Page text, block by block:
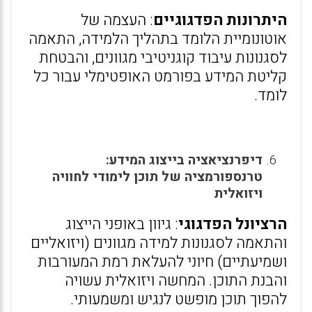
היתרונות הפדגוגיים: העצמה של
אוטונומיית הלומד בתהליך הלמידה, התאמה
לסגנונות עיבוד קוגניטיבי מגוונים, והבטחת
קליטת המידע בפורמט האופטימלי עבור כל
לומד.
דיפרנציאציה בייצוג המידע:
טרנספורמציה של תוכן לימודי לחוויה
ויזואלית
הרציונל הפדגוגי: גיוון באופני הייצוג
והתאמה לסגנונות למידה מגוונים (ויזואליים
ושמיעתיים) חיוני להעלאת רמת המעורבות
והבנת התוכן. המחשה ויזואלית עשויה
להפוך תוכן מופשט לנגיש ומשמעותי.